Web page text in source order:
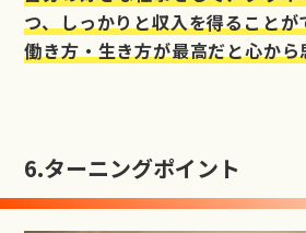
つ、しっかりと収入を得ること
働き方・生き方が最高だと心から
6.ターニングポイント